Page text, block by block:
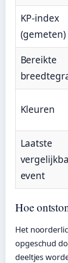
KP-index
(gemeten)
Bereikte
Kleuren
Laatste
event
Hoe
Het
opgeschud
deeltjes